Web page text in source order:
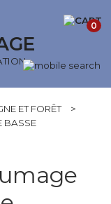
0
ET FORÊT
>
BASSE